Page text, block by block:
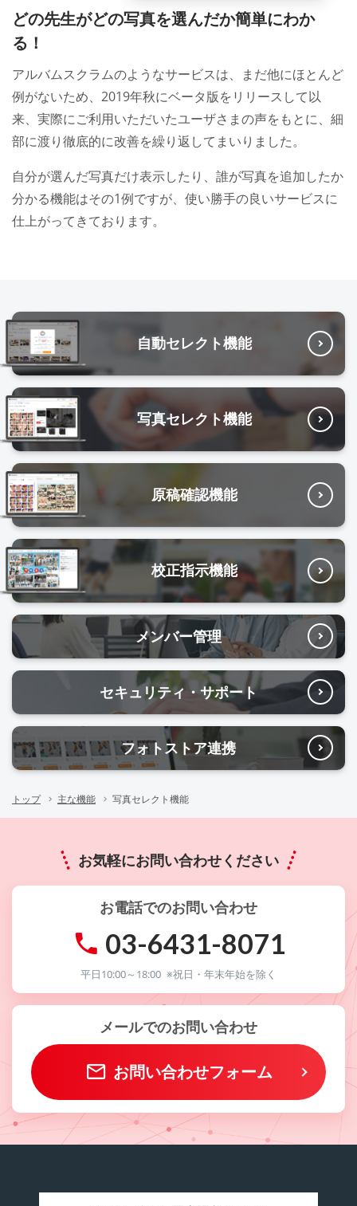
どの先生がどの写真を選んだか簡単にわか
る！
アルバムスクラムのようなサービスは、まだ他にほとんど
例がないため、2019年秋にベータ版をリリースして以
来、実際にご利用いただいたユーザさまの声をもとに、細
部に渡り徹底的に改善を繰り返してまいりました。
自分が選んだ写真だけ表示したり、誰が写真を追加したか
分かる機能はその1例ですが、使い勝手の良いサービスに
仕上がってきております。
自動セレクト機能
写真セレクト機能
原稿確認機能
校正指示機能
メンバー管理
セキュリティ・サポート
フォトストア連携
トップ 主な機能 写真セレクト機能
お気軽にお問い合わせください
お電話でのお問い合わせ
03-6431-8071
平日10:00～18:00 ※祝日・年末年始を除く
メールでのお問い合わせ
お問い合わせフォーム